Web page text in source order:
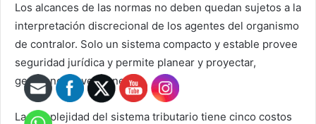
Los alcances de las normas no deben quedan sujetos a la
interpretación discrecional de los agentes del organismo
de contralor. Solo un sistema compacto y estable provee
seguridad jurídica y permite planear y proyectar,
generando inversiones.
La complejidad del sistema tributario tiene cinco costos